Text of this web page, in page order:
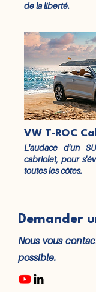
de la liberté.
VW T-ROC
L'audace d'un
cabriolet, pour
toutes les côtes.
Demander
Nous vous
possible.